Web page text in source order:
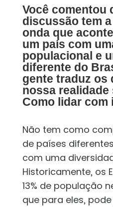
Você comentou
discussão tem
onda que
um país com
populacional e
diferente do
gente traduz os
nossa realidade
Como lidar com
Não tem como
de países
com uma
Historicamente, os
13% de população
que para eles,